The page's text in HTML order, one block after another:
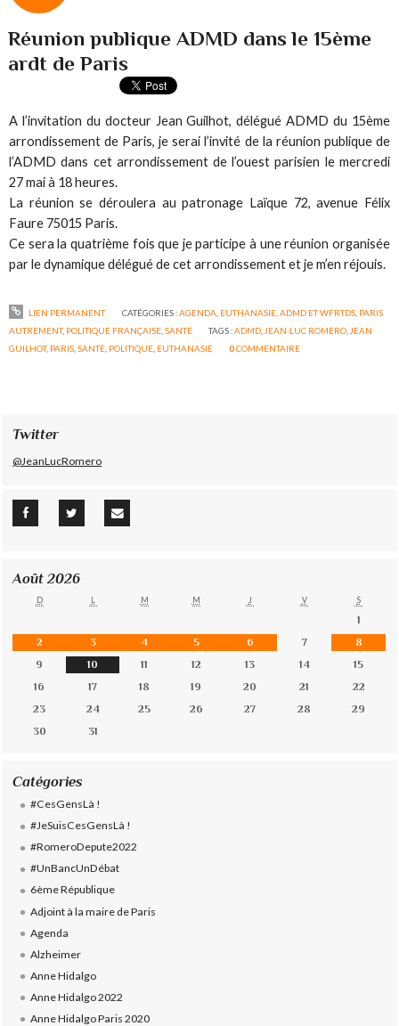
Réunion publique ADMD dans le 15ème
ardt de Paris
A l’invitation du docteur Jean Guilhot, délégué ADMD du 15ème
arrondissement de Paris, je serai l’invité de la réunion publique de
l’ADMD dans cet arrondissement de l’ouest parisien le mercredi
27 mai à 18 heures.
La réunion se déroulera au patronage Laïque 72, avenue Félix
Faure 75015 Paris.
Ce sera la quatrième fois que je participe à une réunion organisée
par le dynamique délégué de cet arrondissement et je m’en réjouis.
LIEN PERMANENT CATÉGORIES :AGENDA EUTHANASIE, ADMD ET WFRTDS, PARIS
AUTREMENT, POLITIQUE FRANÇAISE ,SANTÉ TAGS :ADMD JEAN-LUC ROMERO JEAN
GUILHOT, PARIS ,SANTÉ POLITIQUE EUTHANASIE 0COMMENTAIRE
Twitter
@JeanLucRomero
Août 2026
D L M M J V S
1
2
3 4 5 6 7
8
9
10 11 12 13 14
15
16
17 18 19 20 21
22
23
24 25 26 27 28
29
30
31
Catégories
#CesGensLà !
#JeSuisCesGensLà !
#RomeroDepute2022
#UnBancUnDébat
6ème République
Adjoint à la maire de Paris
Agenda
Alzheimer
Anne Hidalgo
Anne Hidalgo 2022
Anne Hidalgo Paris 2020